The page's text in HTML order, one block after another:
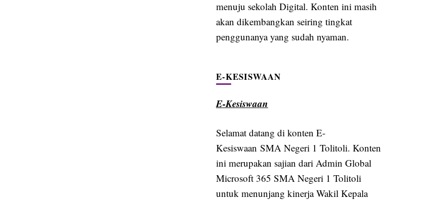
menuju sekolah Digital. Konten ini masih
akan dikembangkan seiring tingkat
penggunanya yang sudah nyaman.
E-KESISWAAN
E-Kesiswaan
Selamat datang di konten E-
Kesiswaan SMA Negeri 1 Tolitoli. Konten
ini merupakan sajian dari Admin Global
Microsoft 365 SMA Negeri 1 Tolitoli
untuk menunjang kinerja Wakil Kepala